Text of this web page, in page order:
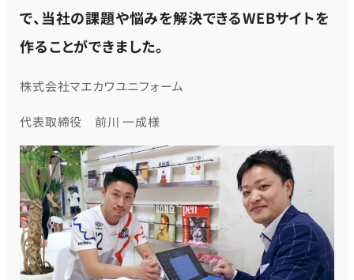
で、当社の課題や悩みを解決できるWEBサイトを
作ることができました。
株式会社マエカワユニフォーム
代表取締役 前川 一成様